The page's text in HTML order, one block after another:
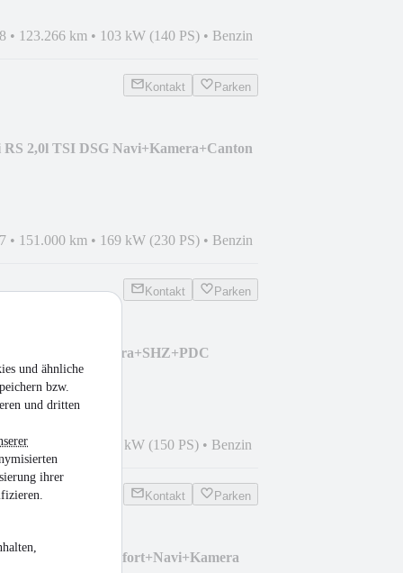
und ähnliche
bzw.
und dritten
ihrer
• 123.266 km • 103 kW (140 PS) • Benzin
Kontakt Parken
RS 2,0l TSI DSG Navi+Kamera+Canton
• 151.000 km • 169 kW (230 PS) • Benzin
Kontakt Parken
TOUR DSG+Kamera+SHZ+PDC
•122.133 km 110 kW (150 PS) • Benzin
Kontakt Parken
MHV Vision Komfort+Navi+Kamera